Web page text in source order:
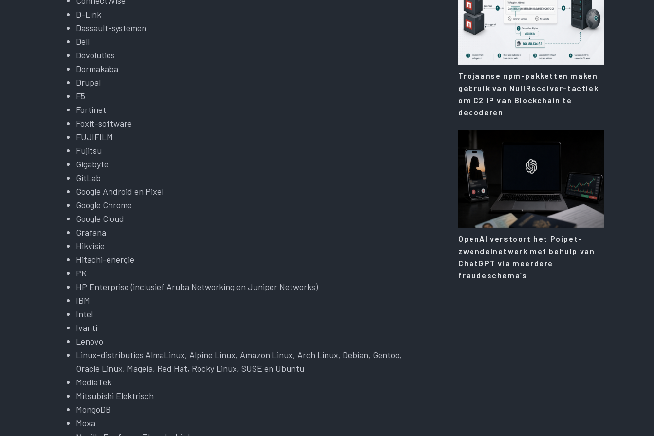
D-Link
Dassault-systemen
Dell
Devoluties
Dormakaba
Drupal
F5
Fortinet
Foxit-software
FUJIFILM
Fujitsu
Gigabyte
GitLab
Google Android en Pixel
Google Chrome
Google Cloud
Grafana
Hikvisie
Hitachi-energie
PK
HP Enterprise (inclusief Aruba Networking en Juniper Networks)
IBM
Intel
Ivanti
Lenovo
Linux-distributies AlmaLinux, Alpine Linux, Amazon Linux, Arch Linux, Debian, Gentoo,
Oracle Linux, Mageia, Red Hat, Rocky Linux, SUSE en Ubuntu
MediaTek
Mitsubishi Elektrisch
MongoDB
Moxa
Trojaanse npm-pakketten maken
gebruik van NullReceiver-tactiek
om C2 IP van Blockchain te
decoderen
OpenAI verstoort het Poipet-
zwendelnetwerk met behulp van
ChatGPT via meerdere
fraudeschema’s